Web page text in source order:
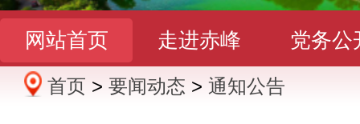
网站首页 走进赤峰 党务公
办事服务 政民互动
首页 > 要闻动态 > 通知公告